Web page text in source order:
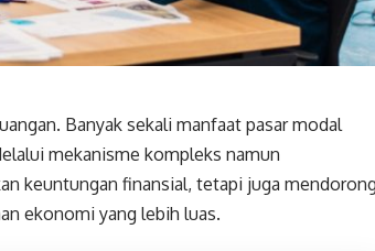
Banyak sekali manfaat pasar modal
mekanisme kompleks namun
keuntungan finansial, tetapi juga mendorong
ekonomi yang lebih luas.